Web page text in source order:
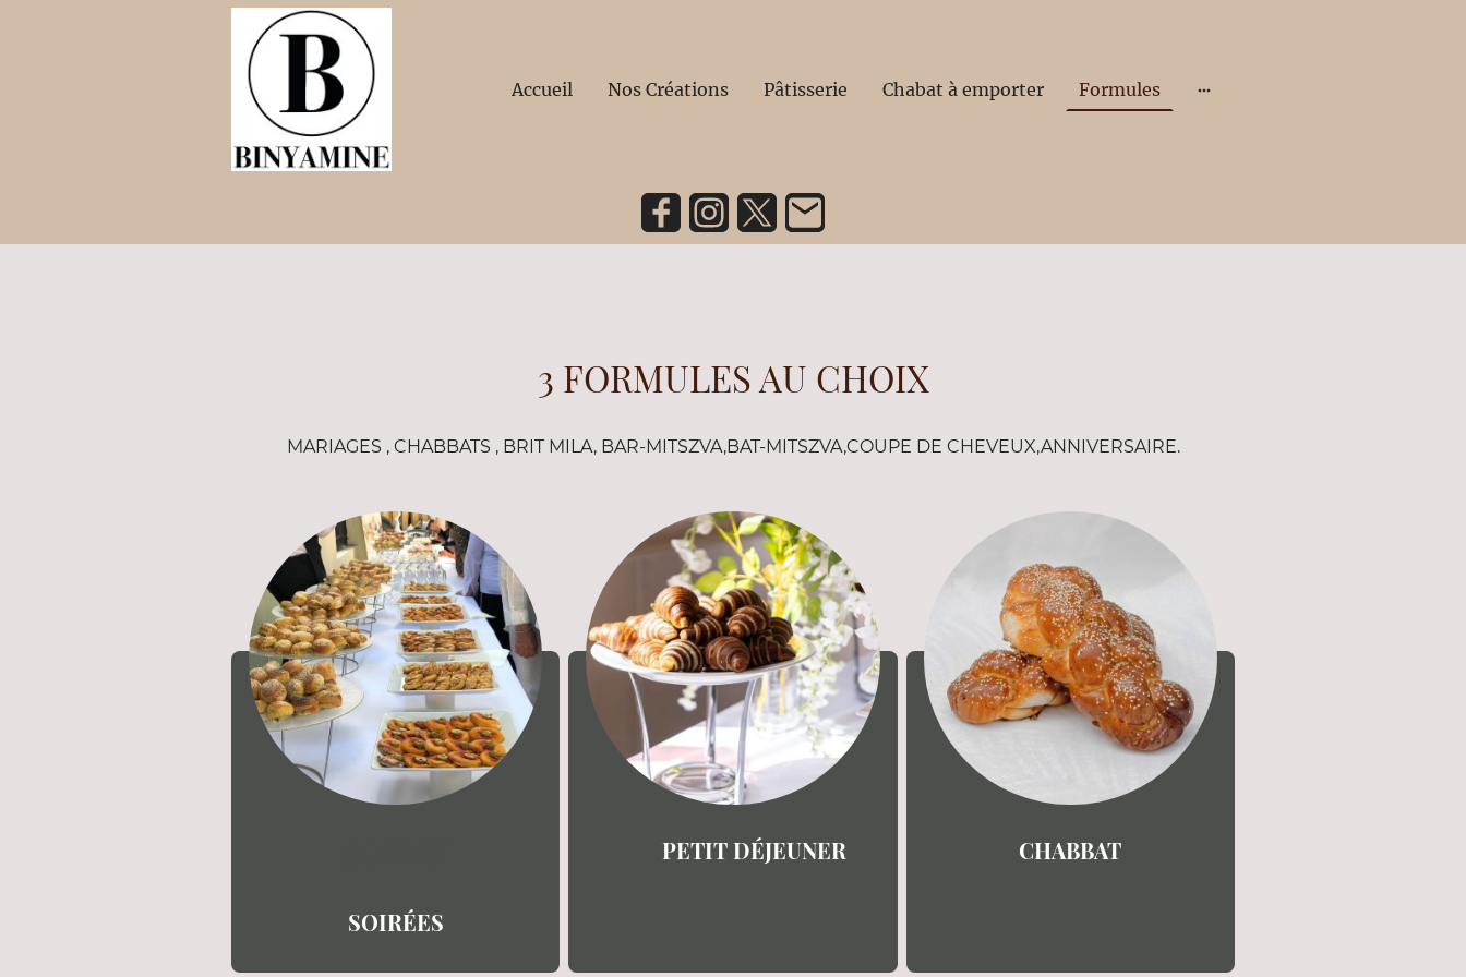
Accueil Nos Créations Pâtisserie Chabat à emporter Formules
3 FORMULES AU CHOIX
MARIAGES , CHABBATS , BRIT MILA, BAR-MITSZVA,BAT-MITSZVA,COUPE DE CHEVEUX,ANNIVERSAIRE.
SOIRÉES
PETIT DÉJEUNER CHABBAT